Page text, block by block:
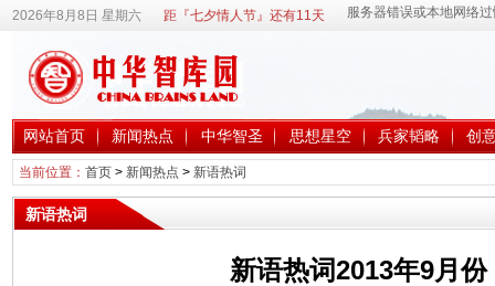
2026年8月8日 星期六 距『七夕情人节』还有11天
网站首页 新闻热点 中华智圣 思想星空 兵家韬略 创
当前位置： 首页> 新闻热点 > 新语热词
新语热词
新语热词2013年9月份